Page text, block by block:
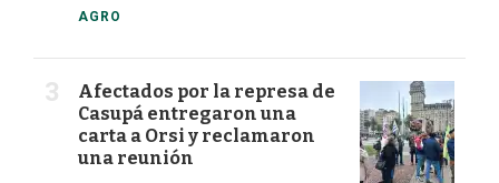
AGRO
Afectados por la represa de
Casupá entregaron una
carta a Orsi y reclamaron
una reunión